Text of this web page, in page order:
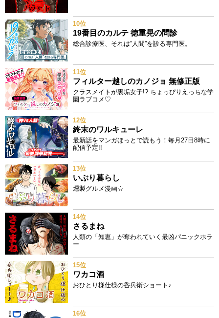
10位
19番目のカルテ 徳重晃の問診
総合診療医、それは”人間”を診る専門医。
11位
フィルター越しのカノジョ 無修正版
クラスメイトが裏垢女子!? ちょっぴりえっちな学
園ラブコメ♡
12位
終末のワルキューレ
最新話をマンガほっとで読もう！毎月27日8時に
配信予定!!
13位
いぶり暮らし
燻製グルメ漫画☆
14位
さるまね
人類の「知恵」が奪われていく最凶パニックホラ
ー
15位
ワカコ酒
おひとり様仕様の呑兵衛ショート♪
16位